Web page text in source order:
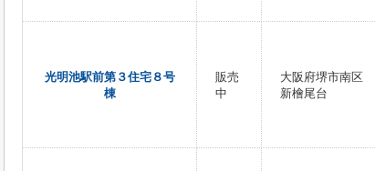
光明池駅前第３住宅８号
棟
販売
中
大阪府堺市南区
新檜尾台